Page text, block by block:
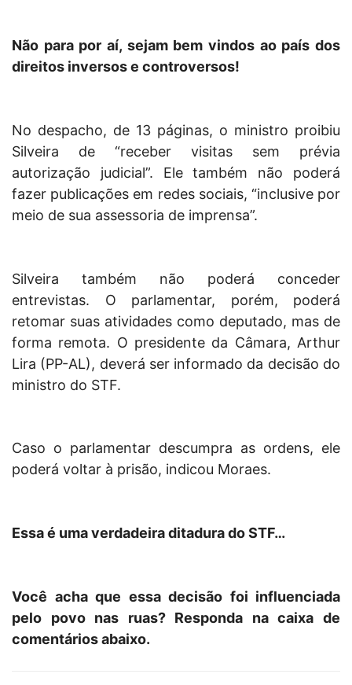
Não para por aí, sejam bem vindos ao país dos
direitos inversos e controversos!
No despacho, de 13 páginas, o ministro proibiu
Silveira de “receber visitas sem prévia
autorização judicial”. Ele também não poderá
fazer publicações em redes sociais, “inclusive por
meio de sua assessoria de imprensa”.
Silveira também não poderá conceder
entrevistas. O parlamentar, porém, poderá
retomar suas atividades como deputado, mas de
forma remota. O presidente da Câmara, Arthur
Lira (PP-AL), deverá ser informado da decisão do
ministro do STF.
Caso o parlamentar descumpra as ordens, ele
poderá voltar à prisão, indicou Moraes.
Essa é uma verdadeira ditadura do STF…
Você acha que essa decisão foi influenciada
pelo povo nas ruas? Responda na caixa de
comentários abaixo.